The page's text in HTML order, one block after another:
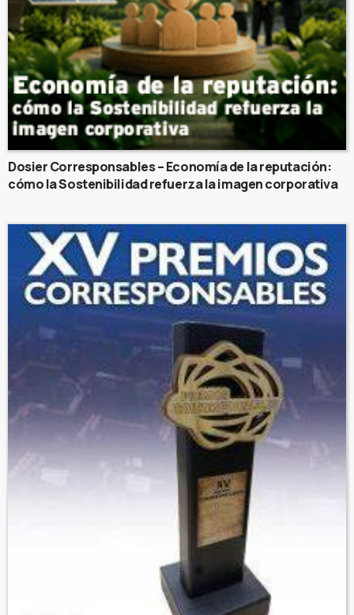
Dosier Corresponsables – Economía de la reputación:
cómo la Sostenibilidad refuerza la imagen corporativa